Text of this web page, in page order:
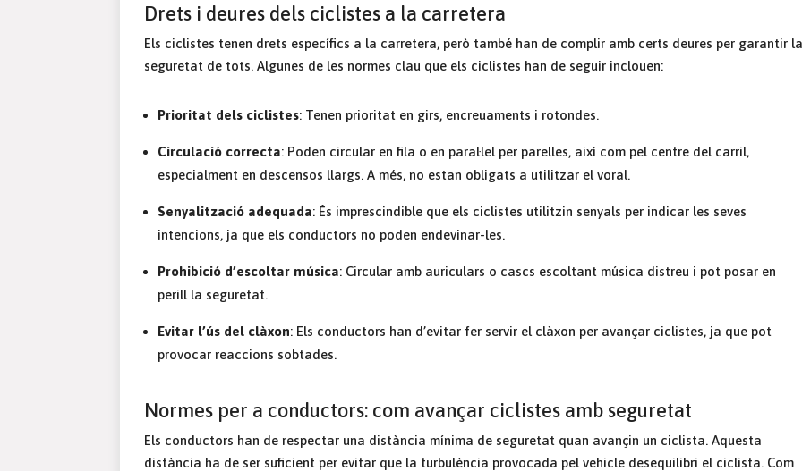
Drets i deures dels ciclistes a la carretera
Els ciclistes tenen drets específics a la carretera, però també han de complir amb certs deures per garantir la
seguretat de tots. Algunes de les normes clau que els ciclistes han de seguir inclouen:
Prioritat dels ciclistes: Tenen prioritat en girs, encreuaments i rotondes.
Circulació correcta: Poden circular en fila o en paral·lel per parelles, així com pel centre del carril,
especialment en descensos llargs. A més, no estan obligats a utilitzar el voral.
Senyalització adequada: És imprescindible que els ciclistes utilitzin senyals per indicar les seves
intencions, ja que els conductors no poden endevinar-les.
Prohibició d’escoltar música: Circular amb auriculars o cascs escoltant música distreu i pot posar en
perill la seguretat.
Evitar l’ús del clàxon: Els conductors han d’evitar fer servir el clàxon per avançar ciclistes, ja que pot
provocar reaccions sobtades.
Normes per a conductors: com avançar ciclistes amb seguretat
Els conductors han de respectar una distància mínima de seguretat quan avançin un ciclista. Aquesta
distància ha de ser suficient per evitar que la turbulència provocada pel vehicle desequilibri el ciclista. Com